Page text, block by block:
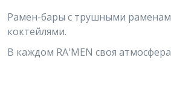
Рамен-бары с трушными
коктейлями.
В каждом RA'MEN своя